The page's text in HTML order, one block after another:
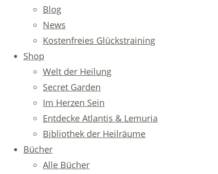
Blog
News
Kostenfreies Glückstraining
Shop
Welt der Heilung
Secret Garden
Im Herzen Sein
Entdecke Atlantis & Lemuria
Bibliothek der Heilräume
Bücher
Alle Bücher